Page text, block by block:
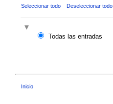
Seleccionar todo Deseleccionar todo
Todas las entradas
Inicio